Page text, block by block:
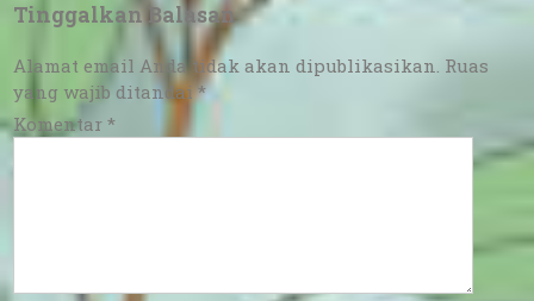
Tinggalkan Balasan
Alamat email Anda tidak akan dipublikasikan. Ruas
yang wajib ditandai*
Komentar*